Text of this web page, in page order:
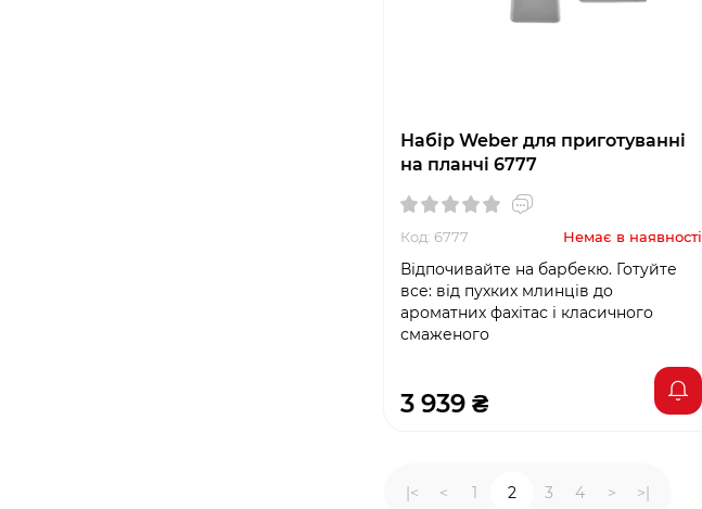
Набір Weber для приготуванні
на планчі 6777
Код: 6777 Немає в наявності
Відпочивайте на барбекю. Готуйте
все: від пухких млинців до
ароматних фахітас і класичного
смаженого
3 939 ₴
|< < 1 2 3 4 > >|